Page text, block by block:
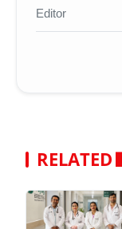
Editor
RELATED